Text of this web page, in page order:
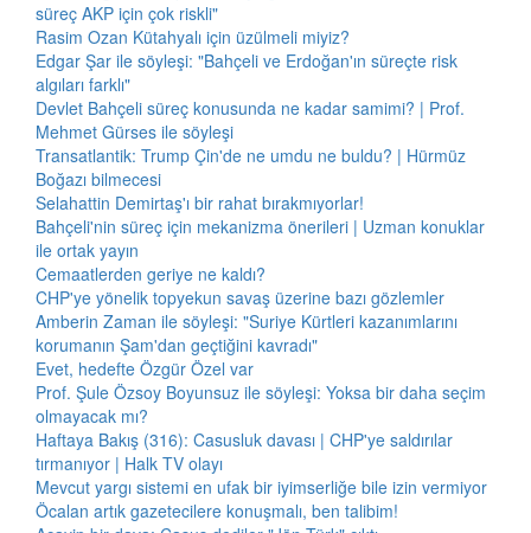
süreç AKP için çok riskli"
Rasim Ozan Kütahyalı için üzülmeli miyiz?
Edgar Şar ile söyleşi: "Bahçeli ve Erdoğan'ın süreçte risk
algıları farklı"
Devlet Bahçeli süreç konusunda ne kadar samimi? | Prof.
Mehmet Gürses ile söyleşi
Transatlantik: Trump Çin'de ne umdu ne buldu? | Hürmüz
Boğazı bilmecesi
Selahattin Demirtaş'ı bir rahat bırakmıyorlar!
Bahçeli'nin süreç için mekanizma önerileri | Uzman konuklar
ile ortak yayın
Cemaatlerden geriye ne kaldı?
CHP'ye yönelik topyekun savaş üzerine bazı gözlemler
Amberin Zaman ile söyleşi: "Suriye Kürtleri kazanımlarını
korumanın Şam'dan geçtiğini kavradı"
Evet, hedefte Özgür Özel var
Prof. Şule Özsoy Boyunsuz ile söyleşi: Yoksa bir daha seçim
olmayacak mı?
Haftaya Bakış (316): Casusluk davası | CHP'ye saldırılar
tırmanıyor | Halk TV olayı
Mevcut yargı sistemi en ufak bir iyimserliğe bile izin vermiyor
Öcalan artık gazetecilere konuşmalı, ben talibim!